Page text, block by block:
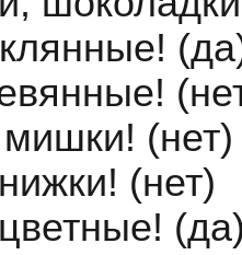
(нет)
(нет)